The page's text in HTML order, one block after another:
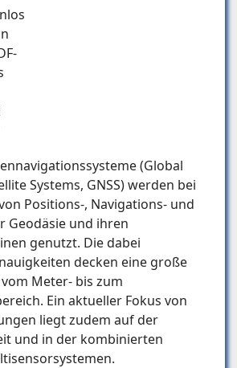
(Global
Systems, GNSS) werden bei
Positions-, Navigations- und
Geodäsie und ihren
genutzt. Die dabei
decken eine große
Meter- bis zum
Ein aktueller Fokus von
liegt zudem auf der
und in der kombinierten